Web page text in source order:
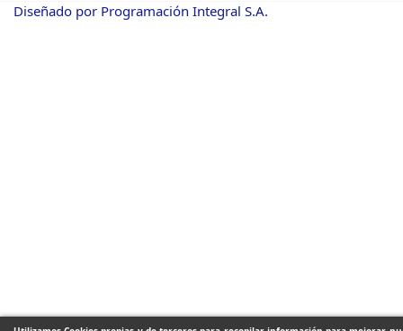
Diseñado por Programación Integral S.A.